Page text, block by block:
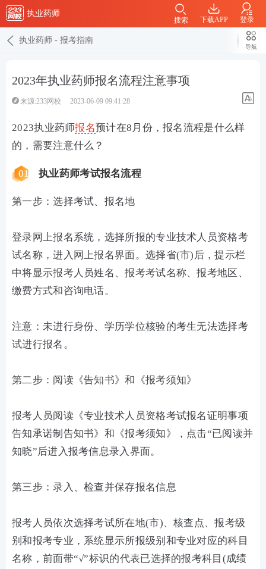
执业药师
下载APP 登录
搜索
执业药师 - 报考指南
导航
2023年执业药师报名流程注意事项
来源:233网校 2023-06-09 09:41:28
2023执业药师报名预计在8月份，报名流程是什么样
的，需要注意什么？
01 执业药师考试报名流程
第一步：选择考试、报名地
登录网上报名系统，选择所报的专业技术人员资格考
试名称，进入网上报名界面。选择省(市)后，提示栏
中将显示报考人员姓名、报考考试名称、报考地区、
缴费方式和咨询电话。
注意：未进行身份、学历学位核验的考生无法选择考
试进行报名。
第二步：阅读《告知书》和《报考须知》
报考人员阅读《专业技术人员资格考试报名证明事项
告知承诺制告知书》和《报考须知》，点击“已阅读并
知晓”后进入报考信息录入界面。
第三步：录入、检查并保存报名信息
报考人员依次选择考试所在地(市)、核查点、报考级
别和报考专业，系统显示所报级别和专业对应的科目
名称，前面带“√”标识的代表已选择的报考科目(成绩